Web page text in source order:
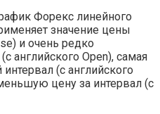
Форекс линейного
значение цены
и очень редко
английского Open), самая
(с английского
цену за интервал (с